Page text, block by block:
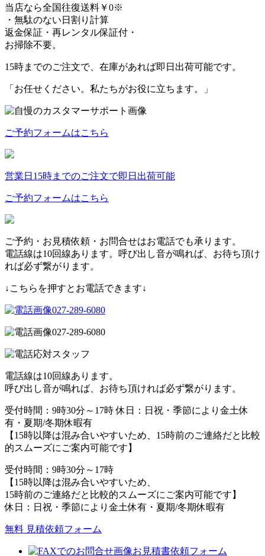
当店なら全国往復送料￥0※
・無駄のない日割り計算
返金保証・再レンタル保証付・
お掃除不要。
15時までのご注文で、在庫があれば即日出荷可能です。
「お任せください。私たちがお役に立ちます。」
ご予約フォームはこちら
営業日15時までのご注文で即日出荷可能
ご予約フォームはこちら
ご予約・お見積依頼・お問合せはお電話でも承ります。
電話線は10回線あります。呼び出し音が鳴れば、お待ち頂け
れば必ず繋がります。
↓こちらを押すとお電話できます↓
027-289-6080
027-289-6080
電話線は10回線あります。
呼び出し音が鳴れば、お待ち頂ければ必ず繋がります。
受付時間：9時30分～17時 休日：日祝・季節により金土休
有・夏期/冬期休暇有
【15時以降は混み合いやすいため、15時前のご連絡だと比較
的スムーズにご案内可能です】
受付時間：9時30分～17時
【15時以降は混み合いやすいため、
15時前のご連絡だと比較的スムーズにご案内可能です】
休日：日祝・季節により金土休有・夏期/冬期休暇有
無料 見積依頼フォーム
お見積書依頼フォーム